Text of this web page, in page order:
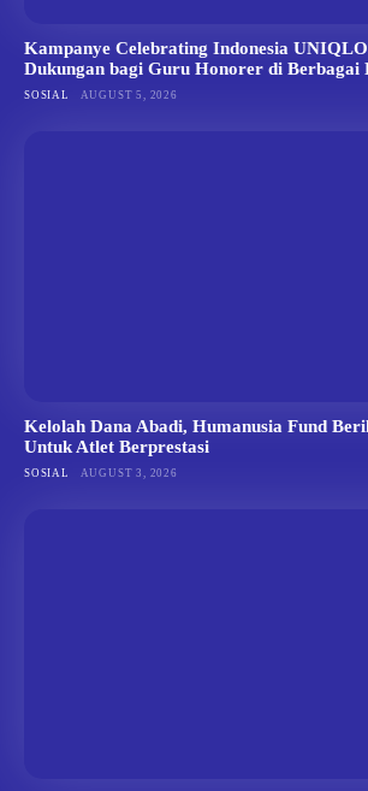
Kampanye Celebrating Indonesia
Dukungan bagi Guru Honorer di Berbagai
SOSIAL AUGUST 5, 2026
Kelolah Dana Abadi, Humanusia Fund
Untuk Atlet Berprestasi
SOSIAL AUGUST 3, 2026